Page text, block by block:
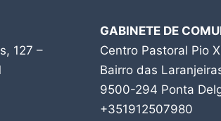
127 –
GABINETE DE
Centro Pastoral Pio
Bairro das
9500-294 Ponta
+351912507980